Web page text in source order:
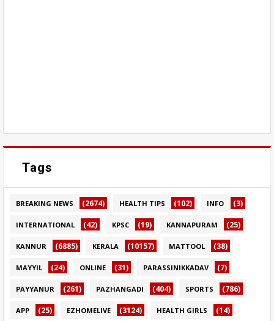
Tags
BREAKING NEWS (2674) HEALTH TIPS (102) INFO (3)
INTERNATIONAL (42) KPSC (19) KANNAPURAM (25)
KANNUR (6885) KERALA (10157) MATTOOL (38)
MAYYIL (24) ONLINE (31) PARASSINIKKADAV (7)
PAYYANUR (261) PAZHANGADI (404) SPORTS (786)
APP (25) EZHOMELIVE (3124) HEALTH GIRLS (14)